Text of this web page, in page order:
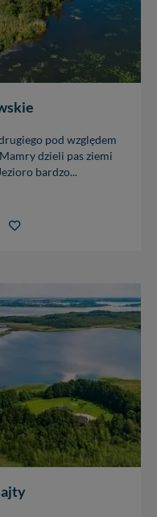
pod względem
dzieli pas ziemi
bardzo...